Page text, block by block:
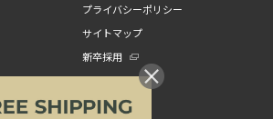
プライバシーポリシー
サイトマップ
新卒採用